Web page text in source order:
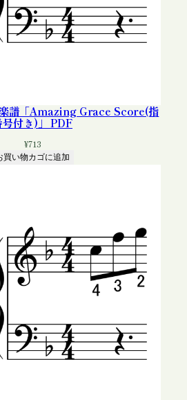
楽譜「Amazing Grace Score(指
号付き)」 PDF
¥713
買い物カゴに追加